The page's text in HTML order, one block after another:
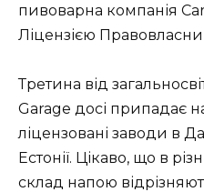
пивоварна компанія
Ліцензією
Третина від
Garage досі припадає
ліцензовані заводи в
Естонії. Цікаво, що в
склад напою